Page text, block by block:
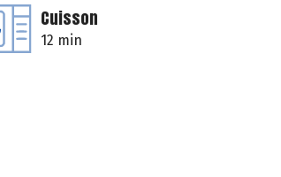
Cuisson
12 min